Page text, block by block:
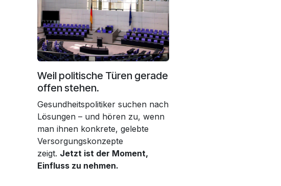
Weil politische Türen gerade
offen stehen.
Gesundheitspolitiker suchen nach
Lösungen – und hören zu, wenn
man ihnen konkrete, gelebte
Versorgungskonzepte
zeigt. Jetzt ist der Moment,
Einfluss zu nehmen.